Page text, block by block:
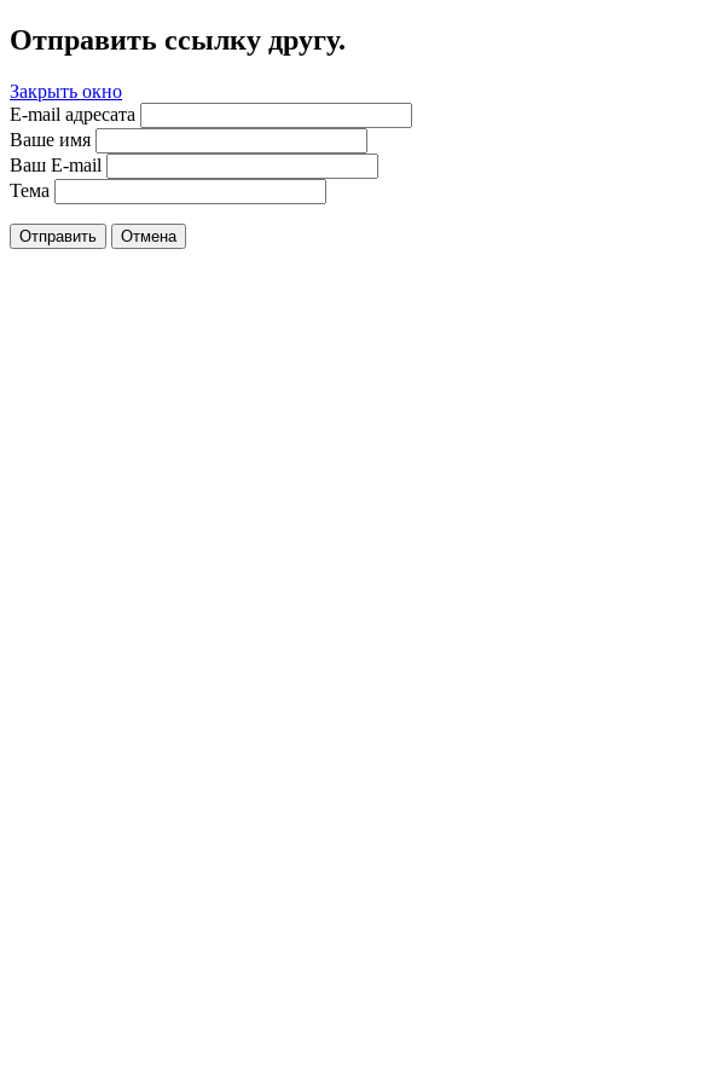
Отправить ссылку другу.
Закрыть окно
E-mail адресата
Ваше имя
Ваш E-mail
Тема
Отправить Отмена